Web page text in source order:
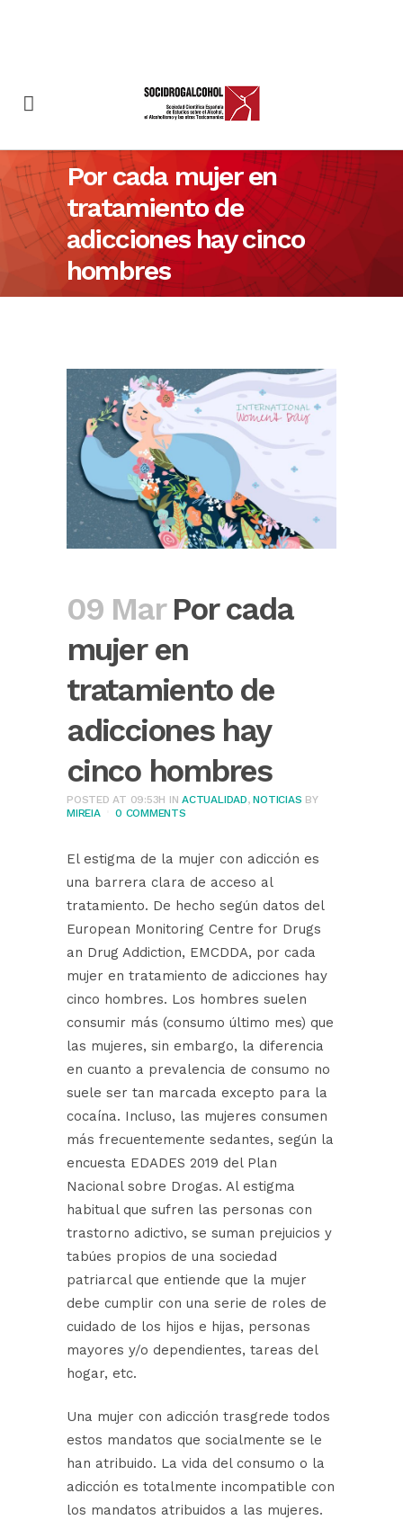
Por cada mujer en
tratamiento de
adicciones hay cinco
hombres
09 MarPor cada
mujer en
tratamiento de
adicciones hay
cinco hombres
POSTED AT 09:53H INACTUALIDAD,NOTICIAS BY
MIREIA
0 COMMENTS
El estigma de la mujer con adicción es
una barrera clara de acceso al
tratamiento. De hecho según datos del
European Monitoring Centre for Drugs
an Drug Addiction, EMCDDA, por cada
mujer en tratamiento de adicciones hay
cinco hombres. Los hombres suelen
consumir más (consumo último mes) que
las mujeres, sin embargo, la diferencia
en cuanto a prevalencia de consumo no
suele ser tan marcada excepto para la
cocaína. Incluso, las mujeres consumen
más frecuentemente sedantes, según la
encuesta EDADES 2019 del Plan
Nacional sobre Drogas. Al estigma
habitual que sufren las personas con
trastorno adictivo, se suman prejuicios y
tabúes propios de una sociedad
patriarcal que entiende que la mujer
debe cumplir con una serie de roles de
cuidado de los hijos e hijas, personas
mayores y/o dependientes, tareas del
hogar, etc.
Una mujer con adicción trasgrede todos
estos mandatos que socialmente se le
han atribuido. La vida del consumo o la
adicción es totalmente incompatible con
los mandatos atribuidos a las mujeres.